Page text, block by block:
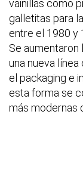
vainillas como
galletitas para
entre el 1980 y
Se
una nueva línea
el packaging e
esta forma se
más modernas